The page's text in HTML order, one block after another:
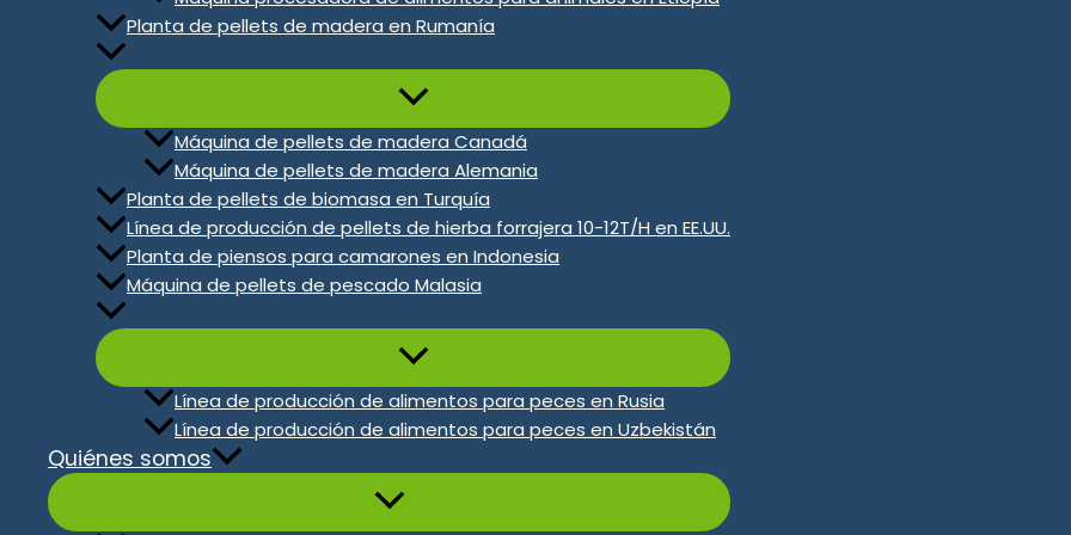
Planta de pellets de madera en Rumanía
Máquina de pellets de madera Canadá
Máquina de pellets de madera Alemania
Planta de pellets de biomasa en Turquía
Línea de producción de pellets de hierba forrajera 10-12T/H en EE.UU.
Planta de piensos para camarones en Indonesia
Máquina de pellets de pescado Malasia
Línea de producción de alimentos para peces en Rusia
Línea de producción de alimentos para peces en Uzbekistán
Quiénes somos
SZLH508 Fabricadora De Pellets Para
Pollos
Capacidad de producción: